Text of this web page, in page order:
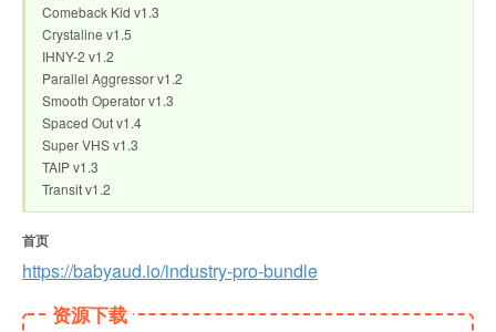
Comeback Kid v1.3
Crystaline v1.5
IHNY-2 v1.2
Parallel Aggressor v1.2
Smooth Operator v1.3
Spaced Out v1.4
Super VHS v1.3
TAIP v1.3
Transit v1.2
首页
https://babyaud.io/industry-pro-bundle
资源下载